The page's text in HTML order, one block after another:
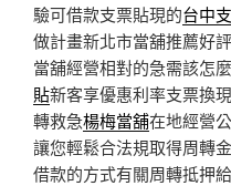
驗可借款支票貼現的台中
做計畫新北市當舖推薦好
當舖經營相對的急需該怎
貼新客享優惠利率支票換
轉救急楊梅當舖在地經營
讓您輕鬆合法規取得周轉金
借款的方式有關周轉抵押